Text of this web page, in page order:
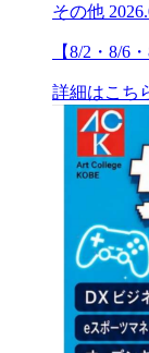
その他
【8/2・8/6
詳細はこち